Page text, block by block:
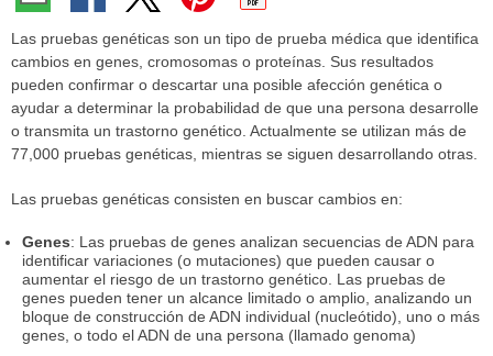
Las pruebas genéticas son un tipo de prueba médica que identifica
cambios en genes, cromosomas o proteínas. Sus resultados
pueden confirmar o descartar una posible afección genética o
ayudar a determinar la probabilidad de que una persona desarrolle
o transmita un trastorno genético. Actualmente se utilizan más de
77,000 pruebas genéticas, mientras se siguen desarrollando otras.
Las pruebas genéticas consisten en buscar cambios en:
Genes: Las pruebas de genes analizan secuencias de ADN para
identificar variaciones (o mutaciones) que pueden causar o
aumentar el riesgo de un trastorno genético. Las pruebas de
genes pueden tener un alcance limitado o amplio, analizando un
bloque de construcción de ADN individual (nucleótido), uno o más
genes, o todo el ADN de una persona (llamado genoma)